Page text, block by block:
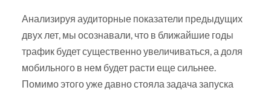
Анализируя аудиторные показатели предыдущих
двух лет, мы осознавали, что в ближайшие годы
трафик будет существенно увеличиваться, а доля
мобильного в нем будет расти еще сильнее.
Помимо этого уже давно стояла задача запуска